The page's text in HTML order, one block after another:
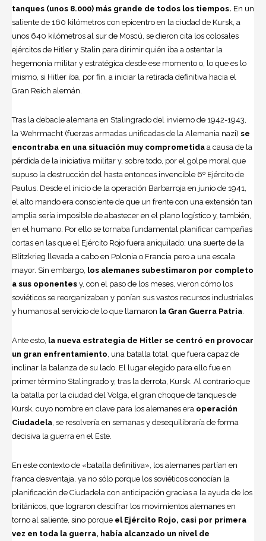
tanques (unos 8.000) más grande de todos los tiempos. En un
saliente de 160 kilómetros con epicentro en la ciudad de Kursk, a
unos 640 kilómetros al sur de Moscú, se dieron cita los colosales
ejércitos de Hitler y Stalin para dirimir quién iba a ostentar la
hegemonía militar y estratégica desde ese momento o, lo que es lo
mismo, si Hitler iba, por fin, a iniciar la retirada definitiva hacia el
Gran Reich alemán.
Tras la debacle alemana en Stalingrado del invierno de 1942-1943,
la Wehrmacht (fuerzas armadas unificadas de la Alemania nazi) se
encontraba en una situación muy comprometida a causa de la
pérdida de la iniciativa militar y, sobre todo, por el golpe moral que
supuso la destrucción del hasta entonces invencible 6º Ejército de
Paulus. Desde el inicio de la operación Barbarroja en junio de 1941,
el alto mando era consciente de que un frente con una extensión tan
amplia sería imposible de abastecer en el plano logístico y, también,
en el humano. Por ello se tornaba fundamental planificar campañas
cortas en las que el Ejército Rojo fuera aniquilado; una suerte de la
Blitzkrieg llevada a cabo en Polonia o Francia pero a una escala
mayor. Sin embargo, los alemanes subestimaron por completo
a sus oponentes y, con el paso de los meses, vieron cómo los
soviéticos se reorganizaban y ponían sus vastos recursos industriales
y humanos al servicio de lo que llamaron la Gran Guerra Patria
Ante esto, la nueva estrategia de Hitler se centró en provocar
un gran enfrentamiento , una batalla total, que fuera capaz de
inclinar la balanza de su lado. El lugar elegido para ello fue en
primer término Stalingrado y, tras la derrota, Kursk. Al contrario que
la batalla por la ciudad del Volga, el gran choque de tanques de
Kursk, cuyo nombre en clave para los alemanes era operación
Ciudadela , se resolvería en semanas y desequilibraría de forma
decisiva la guerra en el Este.
En este contexto de «batalla definitiva», los alemanes partían en
franca desventaja, ya no sólo porque los soviéticos conocían la
planificación de Ciudadela con anticipación gracias a la ayuda de los
británicos, que lograron descifrar los movimientos alemanes en
torno al saliente, sino porque el Ejército Rojo, casi por primera
vez en toda la guerra, había alcanzado un nivel de